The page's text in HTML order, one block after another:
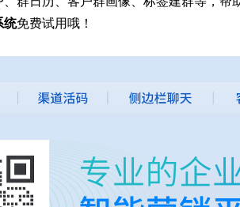
统免费试用哦！